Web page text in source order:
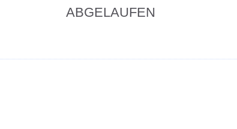
ABGELAUFEN